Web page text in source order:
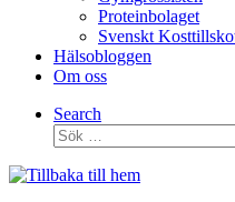
Proteinbolaget
Svenskt
Hälsobloggen
Om oss
Search
Sök